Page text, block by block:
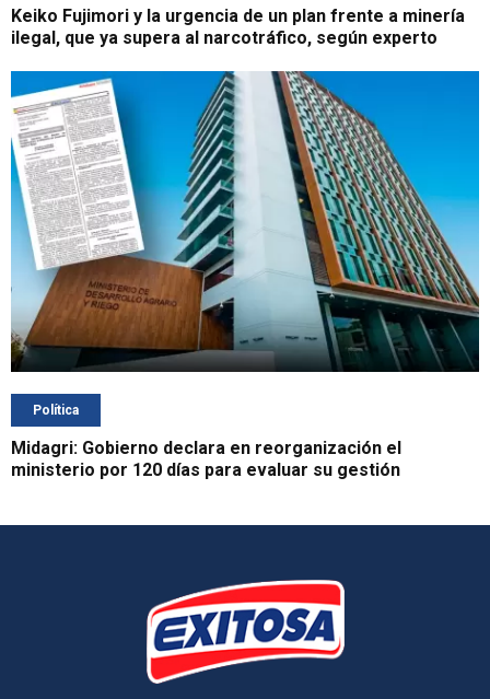
Keiko Fujimori y la urgencia de un plan frente a minería
ilegal, que ya supera al narcotráfico, según experto
Política
Midagri: Gobierno declara en reorganización el
ministerio por 120 días para evaluar su gestión